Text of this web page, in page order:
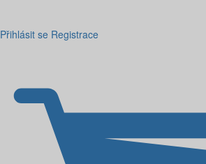
Přihlásit se Registrace